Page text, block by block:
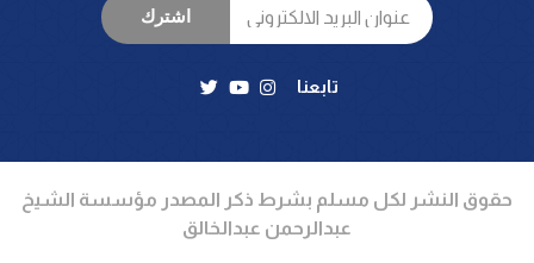
اشترك
تابعنا
حقوق النشر لكل مسلم بشرط ذكر المصدر مؤسسة الشيخ
عبدالرحمن عبدالخالق